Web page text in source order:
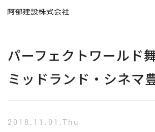
パーフェクトワールド
ミッドランド・シネマ
2018.11.01.Thu